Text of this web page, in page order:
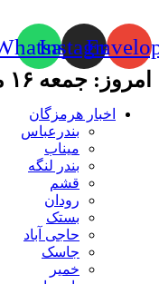
Instagram
امروز: جمعه ۱۶ مرداد ۱۴۰۵
اخبار هرمزگان
بندرعباس
میناب
بندر لنگه
قشم
رودان
بستک
حاجی آباد
جاسک
خمیر